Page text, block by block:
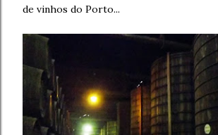
de vinhos do Porto...